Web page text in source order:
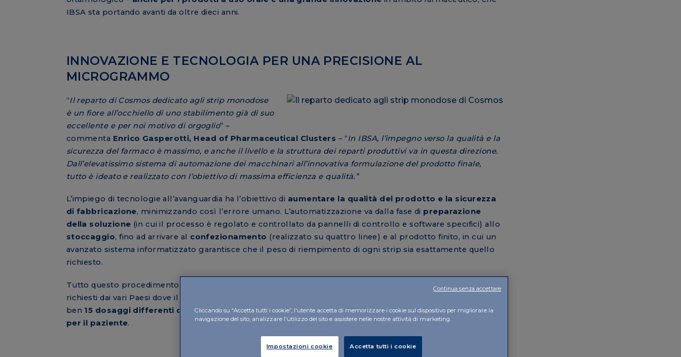
IBSA sta portando avanti da oltre dieci anni.
INNOVAZIONE E TECNOLOGIA PER UNA PRECISIONE AL
MICROGRAMMO
“Il reparto di Cosmos dedicato agli strip monodose
è un fiore all’occhiello di uno stabilimento già di suo
eccellente e per noi motivo di orgoglio” –
commenta Enrico Gasperotti, Head of Pharmaceutical Clusters – “In IBSA, l’impegno verso la qualità e la
sicurezza del farmaco è massimo, e anche il livello e la struttura dei reparti produttivi va in questa direzione.
Dall’elevatissimo sistema di automazione dei macchinari all’innovativa formulazione del prodotto finale,
tutto è ideato e realizzato con l’obiettivo di massima efficienza e qualità.”
L’impiego di tecnologie all’avanguardia ha l’obiettivo di aumentare la qualità del prodotto e la sicurezza
di fabbricazione, minimizzando così l’errore umano. L’automatizzazione va dalla fase di preparazione
della soluzione (in cui il processo è regolato e controllato da pannelli di controllo e software specifici) allo
stoccaggio, fino ad arrivare al confezionamento (realizzato su quattro linee) e al prodotto finito, in cui un
avanzato sistema informatizzato garantisce che il peso di riempimento di ogni strip sia esattamente quello
richiesto.
Tutto questo procedimento è ancora più delicato se si pensa all'estesa disponibilità di dosaggi che sono
richiesti dai vari Paesi dove il farmaco è registrato. Il reparto dello strip monodose è in grado di produrre
ben 15 dosaggi differenti di ormoni T3 e T4, garantendo così una precisione assoluta nella terapia
per il paziente.
Cliccando su “Accetta tutti i cookie”, l'utente accetta di memorizzare i cookie sul dispositivo per migliorare la
navigazione del sito, analizzare l'utilizzo del sito e assistere nelle nostre attività di marketing.
Impostazioni cookie Accetta tutti i cookie
Continua senza accettare